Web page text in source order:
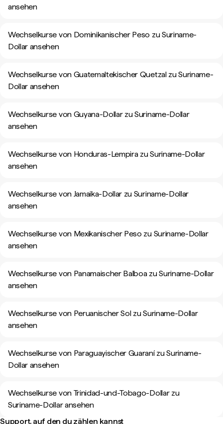
ansehen
Wechselkurse von Dominikanischer Peso zu Suriname-
Dollar ansehen
Wechselkurse von Guatemaltekischer Quetzal zu Suriname-
Dollar ansehen
Wechselkurse von Guyana-Dollar zu Suriname-Dollar
ansehen
Wechselkurse von Honduras-Lempira zu Suriname-Dollar
ansehen
Wechselkurse von Jamaika-Dollar zu Suriname-Dollar
ansehen
Wechselkurse von Mexikanischer Peso zu Suriname-Dollar
ansehen
Wechselkurse von Panamaischer Balboa zu Suriname-Dollar
ansehen
Wechselkurse von Peruanischer Sol zu Suriname-Dollar
ansehen
Wechselkurse von Paraguayischer Guaraní zu Suriname-
Dollar ansehen
Wechselkurse von Trinidad-und-Tobago-Dollar zu
Suriname-Dollar ansehen
Support, auf den du zählen kannst